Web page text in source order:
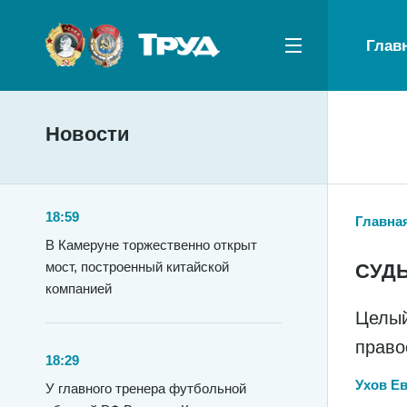
Новости
18:59
В Камеруне торжественно открыт
мост, построенный китайской
компанией
18:29
У главного тренера футбольной
Ухов